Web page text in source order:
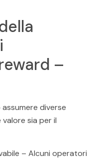
–
diverse
sia per il
– Alcuni operatori